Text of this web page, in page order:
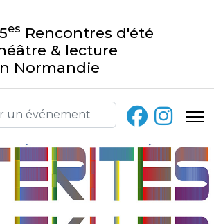
es Rencontres d'été
& lecture
Normandie